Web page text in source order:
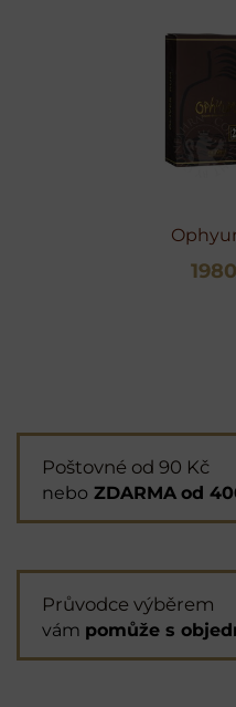
Poštovné od 90 Kč
nebo ZDARMA od
Průvodce výběrem
vám pomůže s